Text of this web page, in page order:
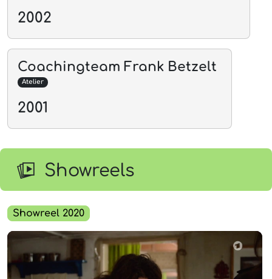
2002
Coachingteam Frank Betzelt
Atelier
2001
Showreels
Showreel 2020